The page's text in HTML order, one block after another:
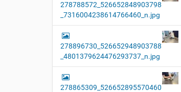
278788572_526652848903798
_7316004238614766460_n.jpg
278896730_526652948903788
_4801379624476293737_n.jpg
278865309_526652895570460